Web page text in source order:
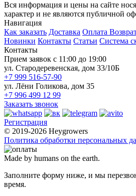
Вся информация и цены на сайте
характер и не являются публичной
Навигация
Как заказать Доставка Оплата
Новинки Контакты Статьи Система
Контакты
Прием заявок с 11:00 до 19:00
ул. Стародеревенская, дом 33/10Б
+7 999 516-57-90
ул. Лёни Голикова, дом 35
+7 996 499 12 99
Заказать звонок
Регистрация
© 2019-2026 Heygrowers
Политика обработки персональных
Made by humans on the earth.
Заполните форму ниже, и мы
время.